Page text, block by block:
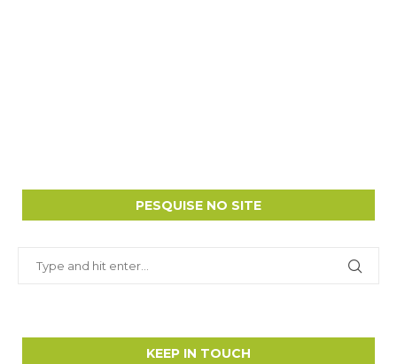
PESQUISE NO SITE
KEEP IN TOUCH